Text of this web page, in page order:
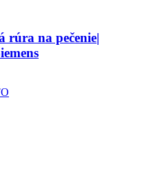
rúra na pečenie|